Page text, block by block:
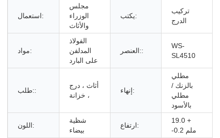
استعمال:
مجلس
الوزراء
والأثاث
يكتب:
تركيب
الدرج
مواد:
الفولاذ
المدلفن
على البارد
العنصر::
WS-
SL4510
طلب::
أثاث ، درج
، خزانة
إنهاء:
مطلي
بالزنك /
مطلي
بالأسود
اللون:
شظية
بيضاء
ارتفاع:
19.0 +
-0.2 ملم